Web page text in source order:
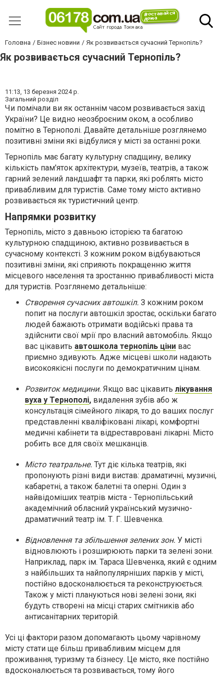
Головна Бізнес новини Як розвивається сучасний Тернопіль?
Як розвивається сучасний Тернопіль?
11:13, 13 березня 2024 р.
Загальний розділ
Чи помічали ви як останнім часом розвивається захід
України? Це видно неозброєним оком, а особливо
помітно в Тернополі. Давайте детальніше розглянемо
позитивні зміни які відбулися у місті за останні роки.
Тернопіль має багату культурну спадщину, велику
кількість пам'яток архітектури, музеїв, театрів, а також
гарний зелений ландшафт та парки, які роблять місто
привабливим для туристів. Саме тому місто активно
розвивається як туристичний центр.
Напрямки розвитку
Тернопіль, місто з давньою історією та багатою
культурною спадщиною, активно розвивається в
сучасному контексті. З кожним роком відбуваються
позитивні зміни, які сприяють покращенню життя
місцевого населення та зростанню привабливості міста
для туристів. Розглянемо детальніше:
Створення сучасних автошкіл. З кожним роком
попит на послуги автошкіл зростає, оскільки багато
людей бажають отримати водійські права та
здійснити свої мрії про власний автомобіль. Якщо
вас цікавить автошкола тернопіль ціни вас
приємно здивують. Адже місцеві школи надають
високоякісні послуги по демократичним цінам.
Розвиток медицини. Якщо вас цікавить лікування
вуха у Тернополі, видалення зубів або ж
консультація сімейного лікаря, то до ваших послуг
представленні кваліфіковані лікарі, комфортні
медичні кабінети та відреставровані лікарні. Місто
робить все для своїх мешканців.
Місто театральне. Тут діє кілька театрів, які
пропонують різні види вистав: драматичні, музичні,
кабаретні, а також балетні та оперні. Один з
найвідоміших театрів міста - Тернопільський
академічний обласний український музично-
драматичний театр ім. Т. Г. Шевченка.
Відновлення та збільшення зелених зон. У місті
відновлюють і розширюють парки та зелені зони.
Наприклад, парк ім. Тараса Шевченка, який є одним
з найбільших та найпопулярніших парків у місті,
постійно вдосконалюється та реконструюється.
Також у місті плануються нові зелені зони, які
будуть створені на місці старих смітників або
антисанітарних територій.
Усі ці фактори разом допомагають цьому чарівному
місту стати ще більш привабливим місцем для
проживання, туризму та бізнесу. Це місто, яке постійно
вдосконалюється та розвивається, тому його